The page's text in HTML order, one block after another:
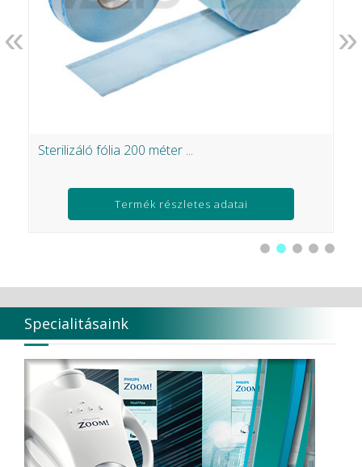
Sterilizáló fólia 200 méter ...
Termék részletes adatai
« »
Specialitásaink